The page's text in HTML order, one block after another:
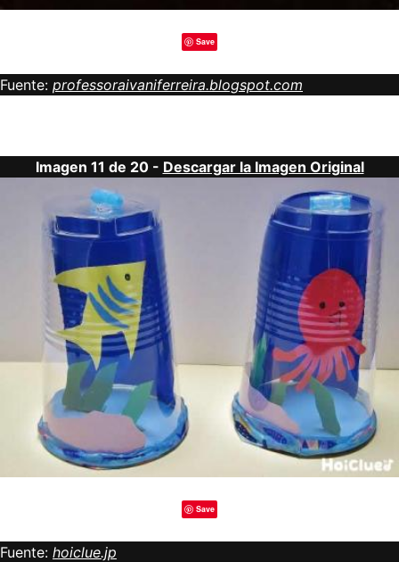
Save
Fuente: professoraivaniferreira.blogspot.com
Imagen 11 de 20 - Descargar la Imagen Original
Save
Fuente: hoiclue.jp